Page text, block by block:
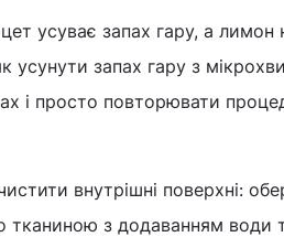
усуває запах гару, а лимон
усунути запах гару з
і просто повторювати
внутрішні поверхні:
тканиною з додаванням води